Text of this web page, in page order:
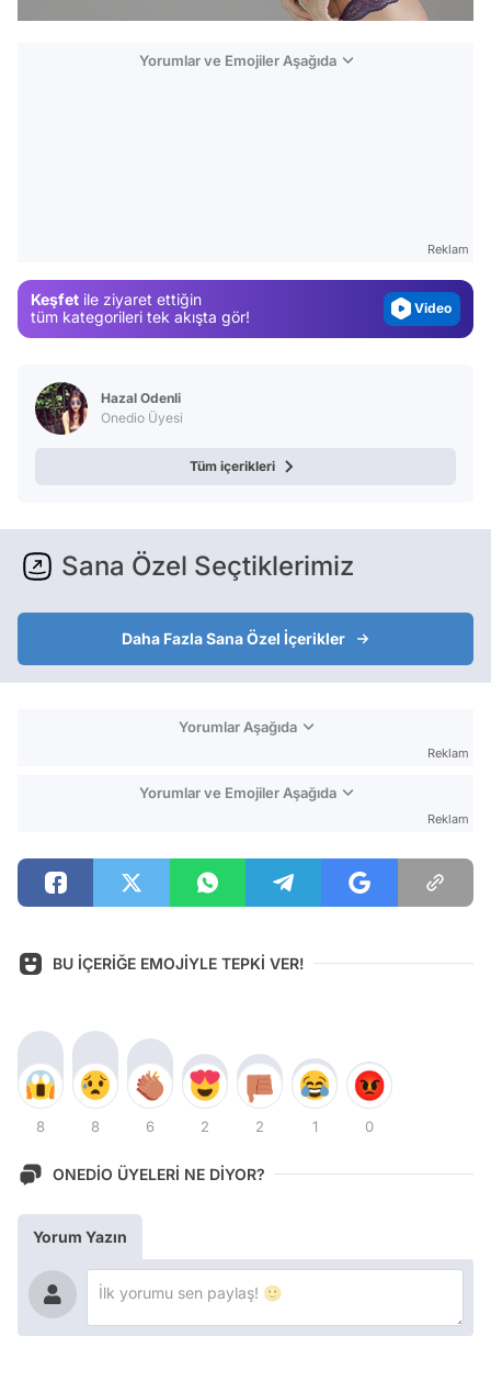
Yorumlar ve Emojiler Aşağıda
Reklam
Keşfet ile ziyaret ettiğin
tüm kategorileri tek akışta gör!
Magazin
Video
Test
Hazal Odenli
Onedio Üyesi
Tüm içerikleri
Sana Özel Seçtiklerimiz
Daha Fazla Sana Özel İçerikler
Yorumlar Aşağıda
Reklam
Yorumlar ve Emojiler Aşağıda
Reklam
BU İÇERİĞE EMOJİYLE TEPKİ VER!
8 8 6 2 2 1 0
ONEDİO ÜYELERİ NE DİYOR?
Yorum Yazın